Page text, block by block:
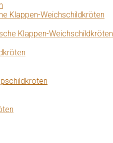
Klappen-Weichschildkröten
Klappen-Weichschildkröten